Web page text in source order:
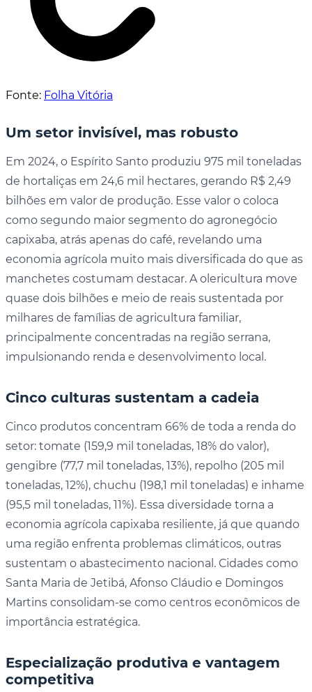
Fonte: Folha Vitória
Um setor invisível, mas robusto
Em 2024, o Espírito Santo produziu 975 mil toneladas
de hortaliças em 24,6 mil hectares, gerando R$ 2,49
bilhões em valor de produção. Esse valor o coloca
como segundo maior segmento do agronegócio
capixaba, atrás apenas do café, revelando uma
economia agrícola muito mais diversificada do que as
manchetes costumam destacar. A olericultura move
quase dois bilhões e meio de reais sustentada por
milhares de famílias de agricultura familiar,
principalmente concentradas na região serrana,
impulsionando renda e desenvolvimento local.
Cinco culturas sustentam a cadeia
Cinco produtos concentram 66% de toda a renda do
setor: tomate (159,9 mil toneladas, 18% do valor),
gengibre (77,7 mil toneladas, 13%), repolho (205 mil
toneladas, 12%), chuchu (198,1 mil toneladas) e inhame
(95,5 mil toneladas, 11%). Essa diversidade torna a
economia agrícola capixaba resiliente, já que quando
uma região enfrenta problemas climáticos, outras
sustentam o abastecimento nacional. Cidades como
Santa Maria de Jetibá, Afonso Cláudio e Domingos
Martins consolidam-se como centros econômicos de
importância estratégica.
Especialização produtiva e vantagem
competitiva